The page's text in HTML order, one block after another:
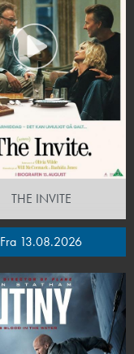
THE INVITE
Fra 13.08.2026